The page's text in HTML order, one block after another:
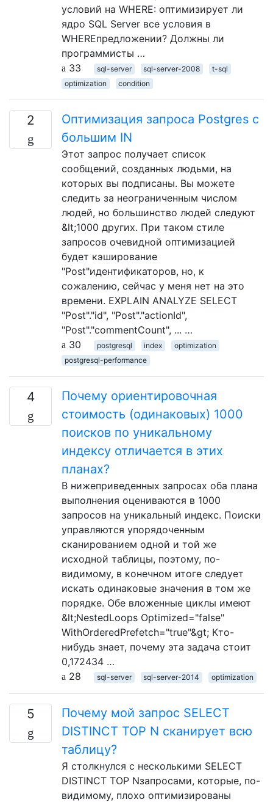
условий на WHERE: оптимизирует ли
ядро ​​SQL Server все условия в
WHEREпредложении? Должны ли
программисты …
33
sql-server sql-server-2008
t-sql
optimization
condition
2
Оптимизация запроса Postgres с
большим IN
Этот запрос получает список
сообщений, созданных людьми, на
которых вы подписаны. Вы можете
следить за неограниченным числом
людей, но большинство людей следуют
&lt;1000 других. При таком стиле
запросов очевидной оптимизацией
будет кэширование
"Post"идентификаторов, но, к
сожалению, сейчас у меня нет на это
времени. EXPLAIN ANALYZE SELECT
"Post"."id", "Post"."actionId",
"Post"."commentCount", ... …
30
postgresql index
optimization
postgresql-performance
4
Почему ориентировочная
стоимость (одинаковых) 1000
поисков по уникальному
индексу отличается в этих
планах?
В нижеприведенных запросах оба плана
выполнения оцениваются в 1000
запросов на уникальный индекс. Поиски
управляются упорядоченным
сканированием одной и той же
исходной таблицы, поэтому, по-
видимому, в конечном итоге следует
искать одинаковые значения в том же
порядке. Обе вложенные циклы имеют
&lt;NestedLoops Optimized="false"
WithOrderedPrefetch="true"&gt; Кто-
нибудь знает, почему эта задача стоит
0,172434 …
28
sql-server sql-server-2014 optimization
5
Почему мой запрос SELECT
DISTINCT TOP N сканирует всю
таблицу?
Я столкнулся с несколькими SELECT
DISTINCT TOP Nзапросами, которые, по-
видимому, плохо оптимизированы